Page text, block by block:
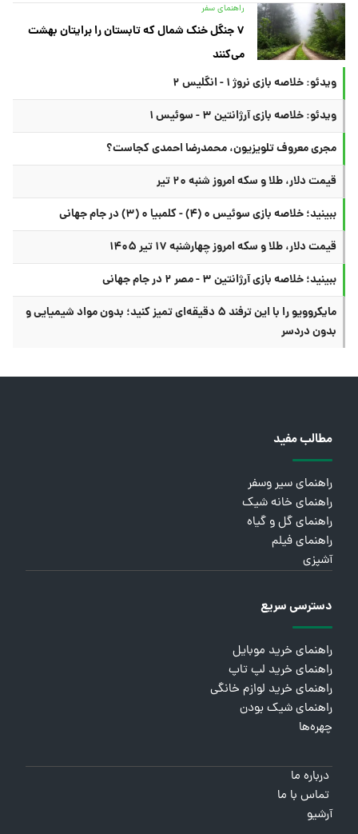
راهنمای سفر
۷ جنگل خنک شمال که تابستان را برایتان بهشت
می‌کنند
ویدئو: خلاصه بازی نروژ ۱ - انگلیس ۲
ویدئو: خلاصه بازی آرژانتین ۳ - سوئیس ۱
مجری معروف تلویزیون، محمدرضا احمدی کجاست؟
قیمت دلار، طلا و سکه امروز شنبه ۲۰ تیر
ببینید؛ خلاصه بازی سوئیس ۰ (۴) - کلمبیا ۰ (۳) در جام جهانی
قیمت دلار، طلا و سکه امروز چهارشنبه ۱۷ تیر ۱۴۰۵
ببینید؛ خلاصه بازی آرژانتین ۳ - مصر ۲ در جام جهانی
مایکروویو را با این ترفند ۵ دقیقه‌ای تمیز کنید؛ بدون مواد شیمیایی و
بدون دردسر
مطالب مفید
راهنمای سیر وسفر
راهنمای خانه شیک
راهنمای گل و گیاه
راهنمای فیلم
آشپزی
دسترسی سریع
راهنمای خرید موبایل
راهنمای خرید لپ تاپ
راهنمای خرید لوازم خانگی
راهنمای شیک بودن
چهره‌ها
درباره ما
تماس با ما
آرشیو